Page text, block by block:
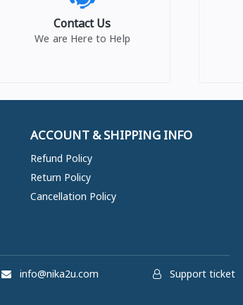
Contact Us
We are Here to Help
ACCOUNT & SHIPPING INFO
Refund Policy
Return Policy
Cancellation Policy
info@nika2u.com Support ticket